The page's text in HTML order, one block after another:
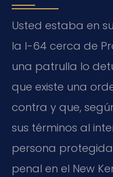
Usted estaba en
la I-64 cerca de
una patrulla lo
que existe una
contra y que,
sus términos al
persona
penal en el New